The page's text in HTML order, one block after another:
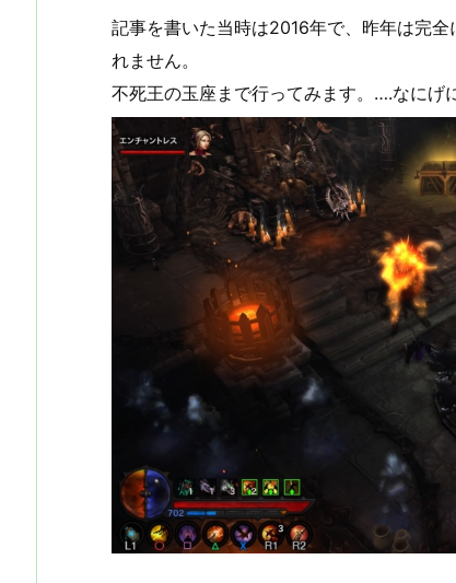
記事を書いた当時は2016年で、昨年は完
れません。
不死王の玉座まで行ってみます。….なにげ